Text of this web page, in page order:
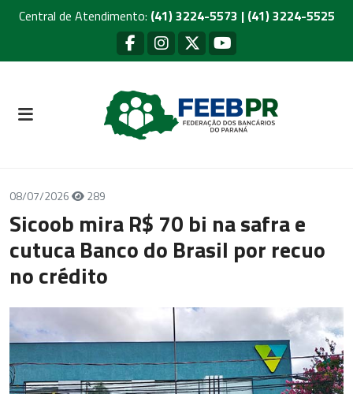
Central de Atendimento: (41) 3224-5573 | (41) 3224-5525
08/07/2026 289
Sicoob mira R$ 70 bi na safra e
cutuca Banco do Brasil por recuo
no crédito